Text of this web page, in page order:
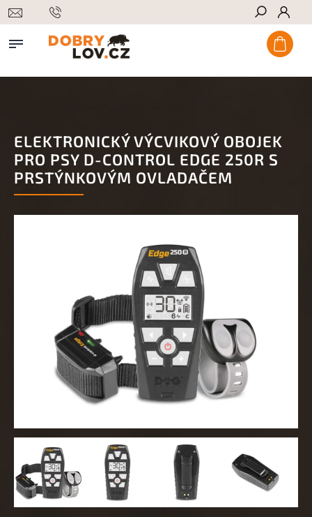
Hledat
ELEKTRONICKÝ VÝCVIKOVÝ OBOJEK
PRO PSY D-CONTROL EDGE 250R S
PRSTÝNKOVÝM OVLADAČEM